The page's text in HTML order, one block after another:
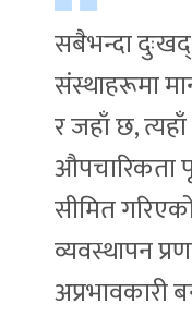
सबैभन्दा
संस्थाहरूमा
र जहाँ छ,
औपचारिकता
सीमित
व्यवस्थापन
अप्रभावकारी